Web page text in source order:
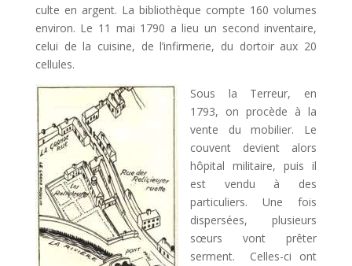
culte en argent. La bibliothèque compte 160 volumes
environ. Le 11 mai 1790 a lieu un second inventaire,
celui de la cuisine, de l’infirmerie, du dortoir aux 20
cellules.
Sous la Terreur, en
1793, on procède à la
vente du mobilier. Le
couvent devient alors
hôpital militaire, puis il
est vendu à des
particuliers. Une fois
dispersées, plusieurs
sœurs vont prêter
serment. Celles-ci ont